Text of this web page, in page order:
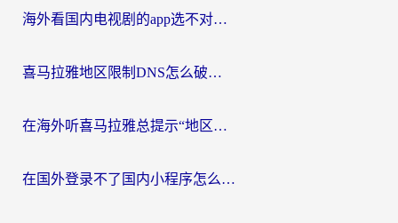
海外看国内电视剧的app选不对？这份回国加速器避坑指南帮你流畅追剧
喜马拉雅地区限制DNS怎么破？海外党听国内音乐听书的终极解决方案
在海外听喜马拉雅总提示“地区限制”？3步轻松解除+听国内音乐全攻略
在国外登录不了国内小程序怎么办？选对回国加速器，轻松解锁国内资源